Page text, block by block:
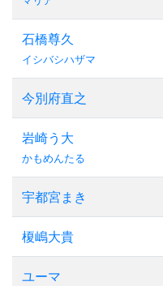
石橋尊久
イシバシハザマ
今別府直之
岩崎う大
かもめんたる
宇都宮まき
榎嶋大貴
ユーマ